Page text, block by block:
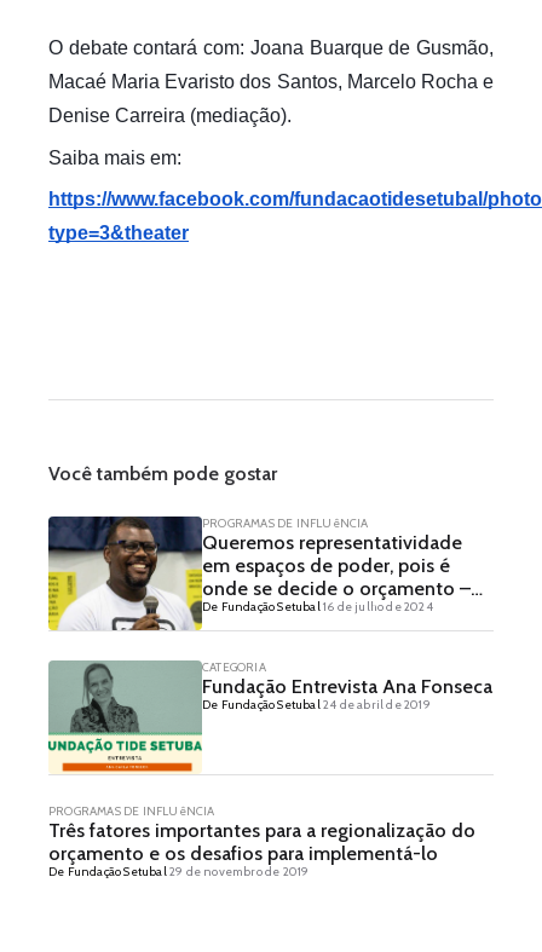
O debate contará com: Joana Buarque de Gusmão,
Macaé Maria Evaristo dos Santos, Marcelo Rocha e
Denise Carreira (mediação).
Saiba mais em:
https://www.facebook.com/fundacaotidesetubal/
type=3&theater
Você também pode gostar
PROGRAMAS DE INFLUêNCIA
Queremos representatividade
em espaços de poder, pois é
onde se decide o orçamento –
Entrevista com Delton Aparecido
Felipe
De Fundação Setubal16 de julho de 2024
CATEGORIA
Fundação Entrevista Ana Fonseca
De Fundação Setubal24 de abril de 2019
PROGRAMAS DE INFLUêNCIA
Três fatores importantes para a regionalização do
orçamento e os desafios para implementá-lo
De Fundação Setubal29 de novembro de 2019